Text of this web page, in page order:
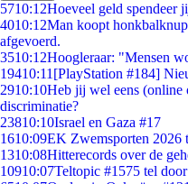
5710:12Hoeveel geld spendeer
4010:12Man koopt
afgevoerd.
3510:12Hoogleraar: "Mensen
19410:11 [PlayStation #184]
2910:10Heb jij wel eens (online
discriminatie?
23810:10Israel en Gaza #17
1610:09EK Zwemsporten 2026
1310:08Hitterecords over de
10910:07Teltopic #1575 tel